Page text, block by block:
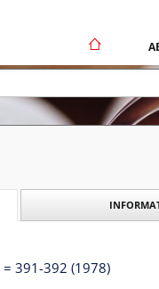
391-392 (1978)